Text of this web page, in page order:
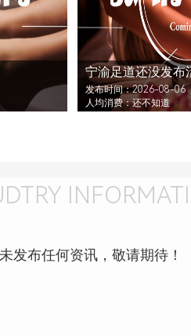
宁渝足道还没发布
发布时间：2026-08-06
人均消费：还不知道
发布任何资讯，敬请期待！